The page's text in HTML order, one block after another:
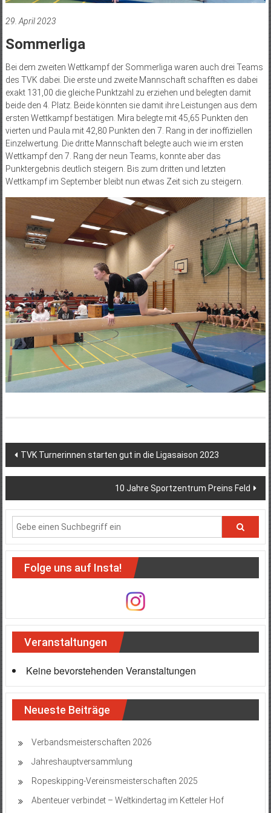
29. April 2023
Sommerliga
Bei dem zweiten Wettkampf der Sommerliga waren auch drei Teams
des TVK dabei. Die erste und zweite Mannschaft schafften es dabei
exakt 131,00 die gleiche Punktzahl zu erziehen und belegten damit
beide den 4. Platz. Beide könnten sie damit ihre Leistungen aus dem
ersten Wettkampf bestätigen. Mira belegte mit 45,65 Punkten den
vierten und Paula mit 42,80 Punkten den 7. Rang in der inoffiziellen
Einzelwertung. Die dritte Mannschaft belegte auch wie im ersten
Wettkampf den 7. Rang der neun Teams, konnte aber das
Punktergebnis deutlich steigern. Bis zum dritten und letzten
Wettkampf im September bleibt nun etwas Zeit sich zu steigern.
Beitragsnavigation
TVK Turnerinnen starten gut in die Ligasaison 2023
10 Jahre Sportzentrum Preins Feld
Folge uns auf Insta!
Veranstaltungen
Keine bevorstehenden Veranstaltungen
Neueste Beiträge
Verbandsmeisterschaften 2026
Jahreshauptversammlung
Ropeskipping-Vereinsmeisterschaften 2025
Abenteuer verbindet – Weltkindertag im Ketteler Hof